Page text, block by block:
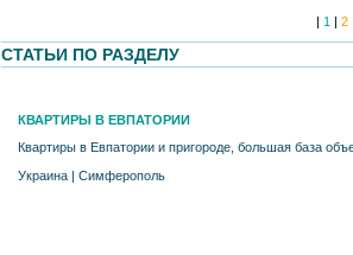
| 1 | 2
СТАТЬИ ПО РАЗДЕЛУ
КВАРТИРЫ В ЕВПАТОРИИ
Квартиры в Евпатории и пригороде, большая база
Украина | Симферополь